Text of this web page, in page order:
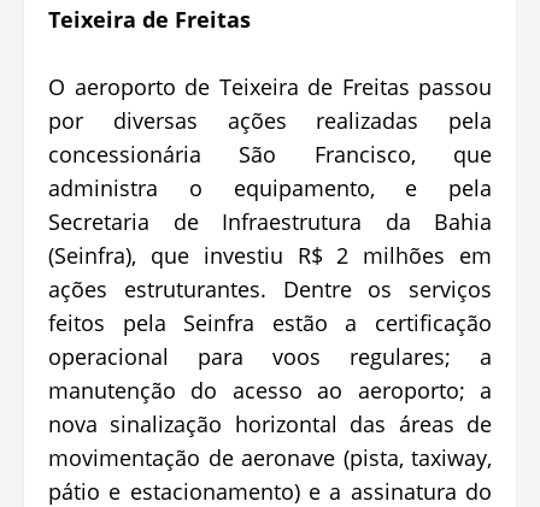
Teixeira de Freitas
O aeroporto de Teixeira de Freitas passou
por diversas ações realizadas pela
concessionária São Francisco, que
administra o equipamento, e pela
Secretaria de Infraestrutura da Bahia
(Seinfra), que investiu R$ 2 milhões em
ações estruturantes. Dentre os serviços
feitos pela Seinfra estão a certificação
operacional para voos regulares; a
manutenção do acesso ao aeroporto; a
nova sinalização horizontal das áreas de
movimentação de aeronave (pista, taxiway,
pátio e estacionamento) e a assinatura do